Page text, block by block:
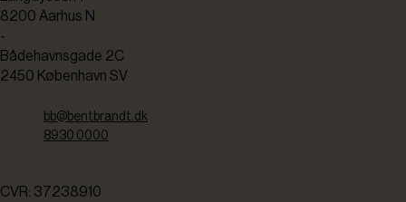
8200 Aarhus N
-
Bådehavnsgade 2C
2450 København SV
bb@bentbrandt.dk
8930 0000
CVR: 37238910